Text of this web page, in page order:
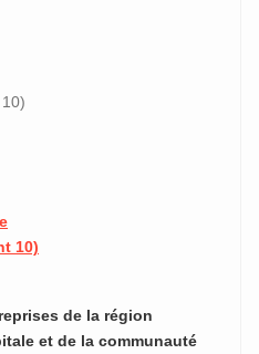
10)
de la région
et de la communauté